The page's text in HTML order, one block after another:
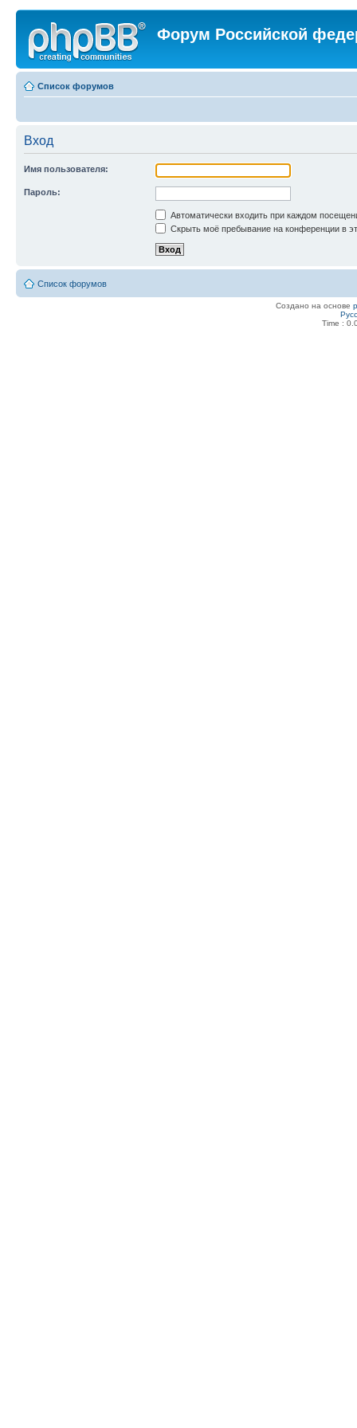
Форум Российской
Список форумов
Вход
Имя пользователя:
Пароль:
Автоматически входить при каждом
Скрыть моё пребывание на конференции в
Список форумов
Создано на основе
Time :